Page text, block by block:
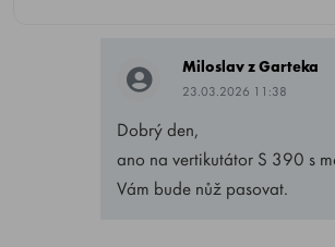
Miloslav z Garteka
23.03.2026 11:38
Dobrý den,
ano na vertikutátor S 390 s
Vám bude nůž pasovat.